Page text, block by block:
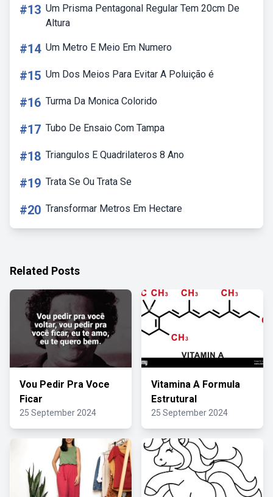
#13 Um Prisma Pentagonal Regular Tem 20cm De
Altura
#14 Um Metro E Meio Em Numero
#15 Um Dos Meios Para Evitar A Poluição é
#16 Turma Da Monica Colorido
#17 Tubo De Ensaio Com Tampa
#18 Triangulos E Quadrilateros 8 Ano
#19 Trata Se Ou Trata Se
#20 Transformar Metros Em Hectare
Related Posts
Vou Pedir Pra Voce
Ficar
25 September 2024
Vitamina A Formula
Estrutural
25 September 2024